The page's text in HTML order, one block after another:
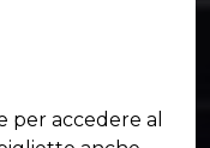
per accedere al